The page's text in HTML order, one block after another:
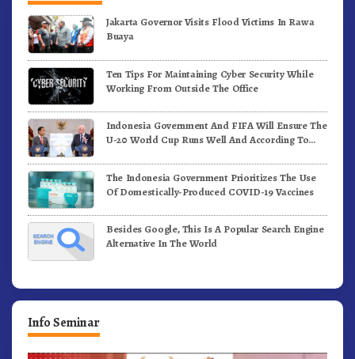
Jakarta Governor Visits Flood Victims In Rawa
Buaya
Ten Tips For Maintaining Cyber Security While
Working From Outside The Office
Indonesia Government And FIFA Will Ensure The
U-20 World Cup Runs Well And According To
The Indonesia Government Prioritizes The Use
Of Domestically-Produced COVID-19 Vaccines
Besides Google, This Is A Popular Search Engine
Alternative In The World
Info Seminar